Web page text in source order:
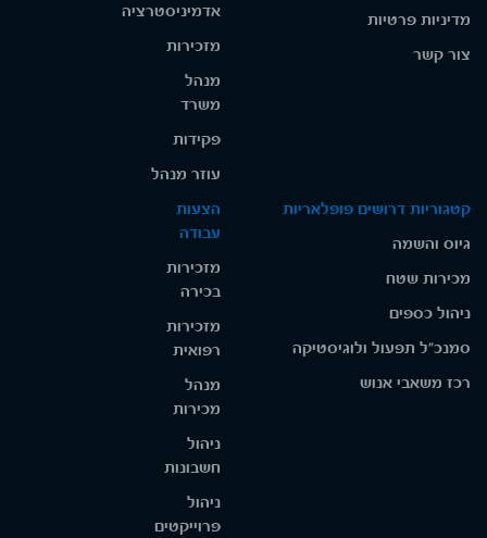
מדיניות פרטיות
צור קשר
אדמיניסטרציה
מזכירות
מנהל
משרד
פקידות
עוזר מנהל
קטגוריות דרושים פופלאריות
גיוס והשמה
מכירות שטח
ניהול כספים
סמנכ"ל תפעול ולוגיסטיקה
רכז משאבי אנוש
הצעות
עבודה
מזכירות
בכירה
מזכירות
רפואית
מנהל
מכירות
ניהול
חשבונות
ניהול
פרוייקטים